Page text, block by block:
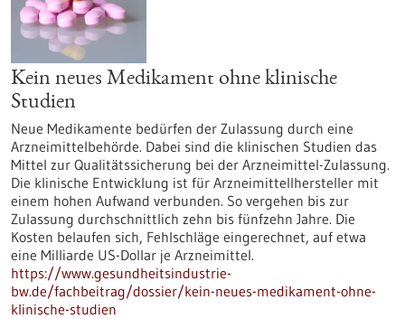
Kein neues Medikament ohne klinische
Studien
Neue Medikamente bedürfen der Zulassung durch eine
Arzneimittelbehörde. Dabei sind die klinischen Studien das
Mittel zur Qualitätssicherung bei der Arzneimittel-Zulassung.
Die klinische Entwicklung ist für Arzneimittellhersteller mit
einem hohen Aufwand verbunden. So vergehen bis zur
Zulassung durchschnittlich zehn bis fünfzehn Jahre. Die
Kosten belaufen sich, Fehlschläge eingerechnet, auf etwa
eine Milliarde US-Dollar je Arzneimittel.
https://www.gesundheitsindustrie-
bw.de/fachbeitrag/dossier/kein-neues-medikament-ohne-
klinische-studien